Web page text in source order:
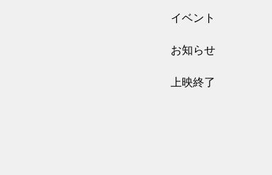
イベント
お知らせ
上映終了